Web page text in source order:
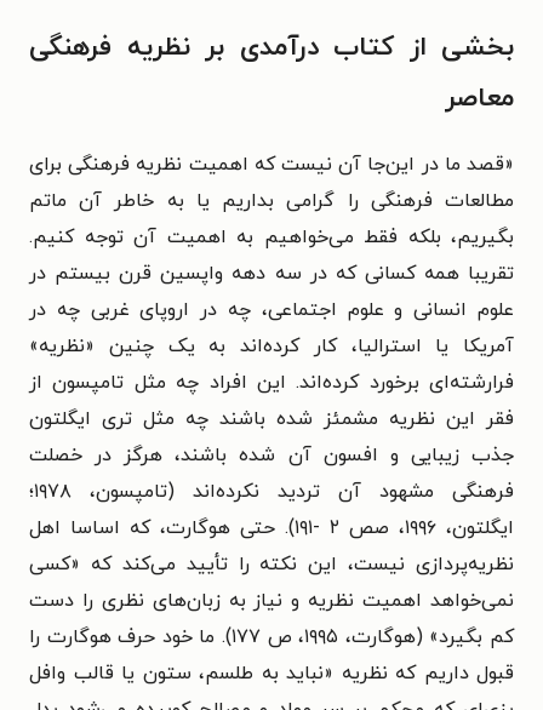
بخشی از کتاب درآمدی بر نظریه فرهنگی
معاصر
«قصد ما در این‌جا آن نیست که اهمیت نظریه فرهنگی برای
مطالعات فرهنگی را گرامی بداریم یا به خاطر آن ماتم
بگیریم، بلکه فقط می‌خواهیم به اهمیت آن توجه کنیم.
تقریبا همه کسانی که در سه دهه واپسین قرن بیستم در
علوم انسانی و علوم اجتماعی، چه در اروپای غربی چه در
آمریکا یا استرالیا، کار کرده‌اند به یک چنین «نظریه»
فرارشته‌ای برخورد کرده‌اند. این افراد چه مثل تامپسون از
فقر این نظریه مشمئز شده باشند چه مثل تری ایگلتون
جذب زیبایی و افسون آن شده باشند، هرگز در خصلت
فرهنگی مشهود آن تردید نکرده‌اند (تامپسون، ۱۹۷۸؛
ایگلتون، ۱۹۹۶، صص ۲ -۱۹۱). حتی هوگارت، که اساسا اهل
نظریه‌پردازی نیست، این نکته را تأیید می‌کند که «کسی
نمی‌خواهد اهمیت نظریه و نیاز به زبان‌های نظری را دست
کم بگیرد» (هوگارت، ۱۹۹۵، ص ۱۷۷). ما خود حرف هوگارت را
قبول داریم که نظریه «نباید به طلسم، ستون یا قالب وافل